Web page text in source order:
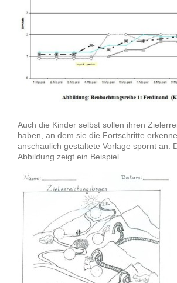
Auch die Kinder selbst sollen ihren
haben, an dem sie die Fortschritte
anschaulich gestaltete Vorlage spornt an.
Abbildung zeigt ein Beispiel.